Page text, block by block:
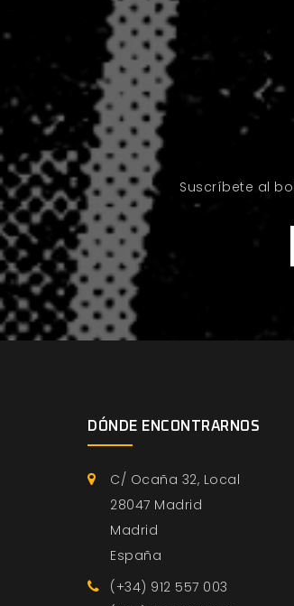
Suscríbete al
DÓNDE ENCONTRARNOS
C/ Ocaña 32, Local
28047 Madrid
Madrid
España
(+34) 912 557 003